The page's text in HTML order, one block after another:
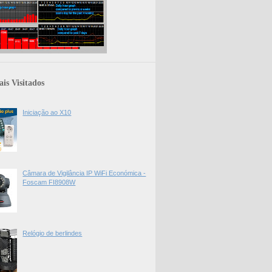
Visitados
Iniciação ao X10
Câmara de Vigilância IP WiFi Económica -
Foscam FI8908W
Relógio de berlindes